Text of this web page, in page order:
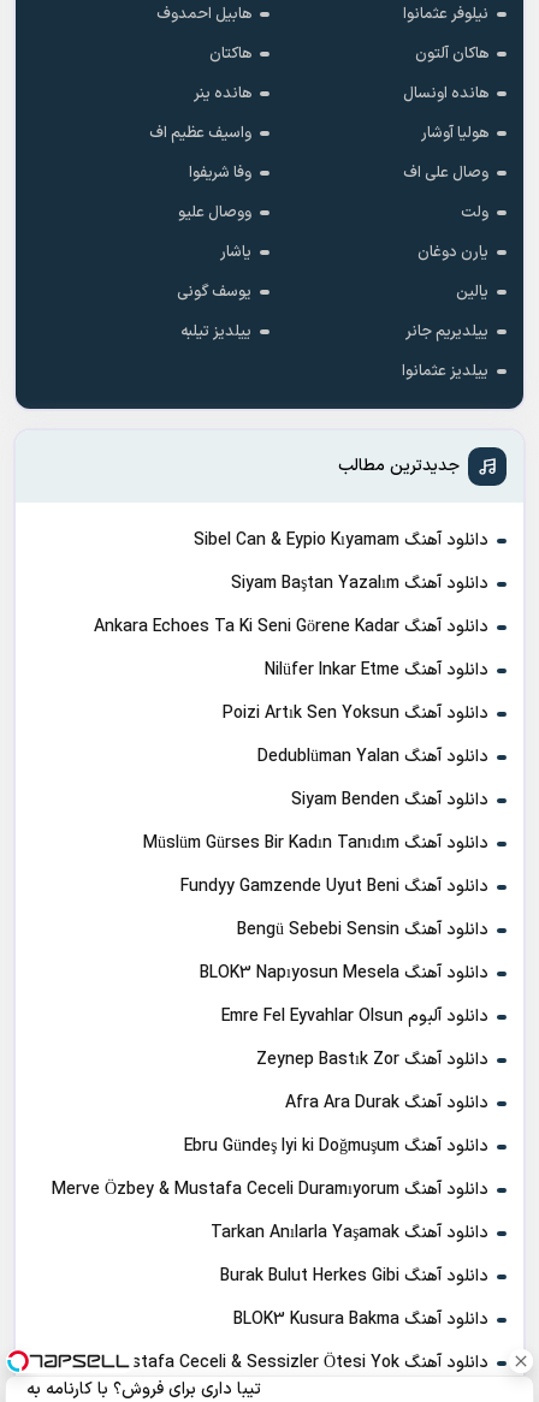
تیبا داری برای فروش؟ با کارنامه به
نیلوفر عثمانوا
هابیل احمدوف
هاکان آلتون
هاکتان
هانده اونسال
هانده ینر
هولیا آوشار
واسیف عظیم اف
وصال علی اف
وفا شریفوا
ولت
ووصال علیو
یارن دوغان
یاشار
یالین
یوسف گونی
ییلدیریم جانر
ییلدیز تیلبه
ییلدیز عثمانوا
جدیدترین مطالب
دانلود آهنگ Sibel Can & Eypio Kıyamam
دانلود آهنگ Siyam Baştan Yazalım
دانلود آهنگ Ankara Echoes Ta Ki Seni Görene Kadar
دانلود آهنگ Nilüfer Inkar Etme
دانلود آهنگ Poizi Artık Sen Yoksun
دانلود آهنگ Dedublüman Yalan
دانلود آهنگ Siyam Benden
دانلود آهنگ Müslüm Gürses Bir Kadın Tanıdım
دانلود آهنگ Fundyy Gamzende Uyut Beni
دانلود آهنگ Bengü Sebebi Sensin
دانلود آهنگ BLOK3 Napıyosun Mesela
دانلود آلبوم Emre Fel Eyvahlar Olsun
دانلود آهنگ Zeynep Bastık Zor
دانلود آهنگ Afra Ara Durak
دانلود آهنگ Ebru Gündeş Iyi ki Doğmuşum
دانلود آهنگ Merve Özbey & Mustafa Ceceli Duramıyorum
دانلود آهنگ Tarkan Anılarla Yaşamak
دانلود آهنگ Burak Bulut Herkes Gibi
دانلود آهنگ BLOK3 Kusura Bakma
دانلود آهنگ Mustafa Ceceli & Sessizler Ötesi Yok